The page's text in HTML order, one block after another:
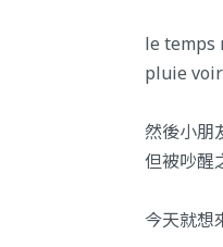
le temps
pluie
然後小朋
但被吵醒
今天就想